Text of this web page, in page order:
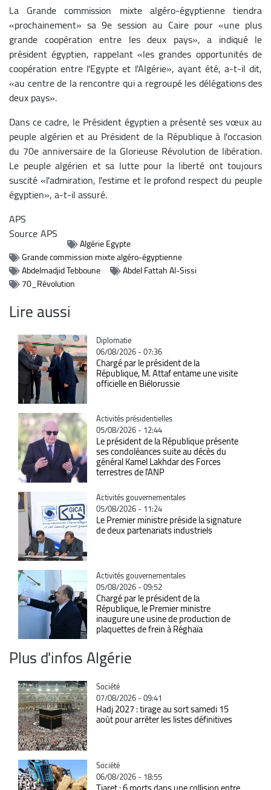
La Grande commission mixte algéro-égyptienne tiendra
«prochainement» sa 9e session au Caire pour «une plus
grande coopération entre les deux pays», a indiqué le
président égyptien, rappelant «les grandes opportunités de
coopération entre l'Egypte et l'Algérie», ayant été, a-t-il dit,
«au centre de la rencontre qui a regroupé les délégations des
deux pays».
Dans ce cadre, le Président égyptien a présenté ses vœux au
peuple algérien et au Président de la République à l'occasion
du 70e anniversaire de la Glorieuse Révolution de libération.
Le peuple algérien et sa lutte pour la liberté ont toujours
suscité «l'admiration, l'estime et le profond respect du peuple
égyptien», a-t-il assuré.
APS
SourceAPS
Algérie Egypte
Grande commission mixte algéro-égyptienne
Abdelmadjid Tebboune
Abdel Fattah Al-Sissi
70_Révolution
Lire aussi
Catégorie
Diplomatie
06/08/2026 - 07:36
Chargé par le président de la
République, M. Attaf entame une visite
officielle en Biélorussie
Catégorie
Activités présidentielles
05/08/2026 - 12:44
Le président de la République présente
ses condoléances suite au décès du
général Kamel Lakhdar des Forces
terrestres de l'ANP
Catégorie
Activités gouvernementales
05/08/2026 - 11:24
Le Premier ministre préside la signature
de deux partenariats industriels
Catégorie
Activités gouvernementales
05/08/2026 - 09:52
Chargé par le président de la
République, le Premier ministre
inaugure une usine de production de
plaquettes de frein à Réghaïa
Plus d'infos Algérie
Catégorie
Société
07/08/2026 - 09:41
Hadj 2027 : tirage au sort samedi 15
août pour arrêter les listes définitives
Catégorie
Société
06/08/2026 - 18:55